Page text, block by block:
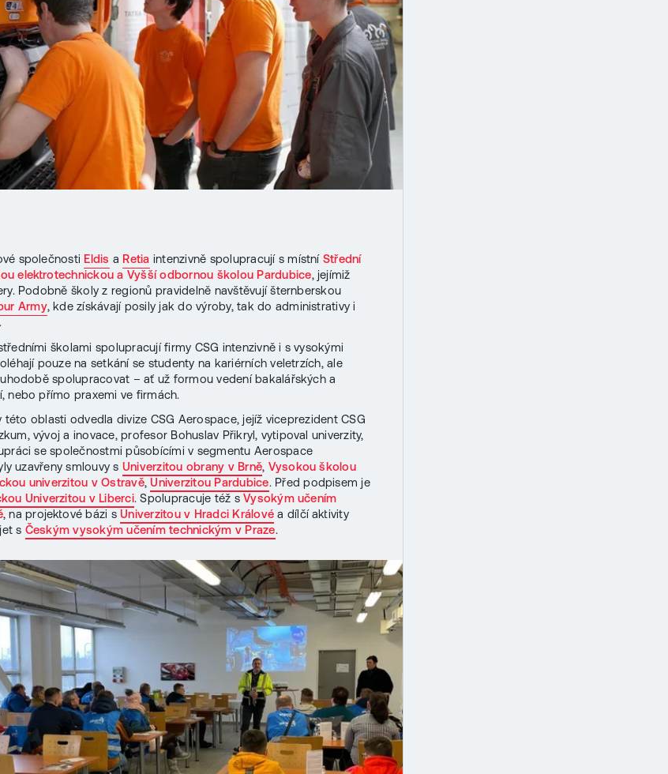
společnosti Eldis a Retia intenzivně spolupracují s místní Střední
elektrotechnickou a Vyšší odbornou školou Pardubice, jejímiž
Podobně školy z regionů pravidelně navštěvují šternberskou
Army, kde získávají posily jak do výroby, tak do administrativy i
školami spolupracují firmy CSG intenzivně i s vysokými
pouze na setkání se studenty na kariérních veletrzích, ale
spolupracovat – ať už formou vedení bakalářských a
nebo přímo praxemi ve firmách.
této oblasti odvedla divize CSG Aerospace, jejíž viceprezident CSG
vývoj a inovace, profesor Bohuslav Přikryl, vytipoval univerzity,
se společnostmi působícími v segmentu Aerospace
uzavřeny smlouvy s Univerzitou obrany v Brně, Vysokou školou
univerzitou v Ostravě,Univerzitou Pardubice. Před podpisem je
Univerzitou v Liberci. Spolupracuje též sVysokým učením
, na projektové bázi sUniverzitou v Hradci Králové a dílčí aktivity
s Českým vysokým učením technickým v Praze.